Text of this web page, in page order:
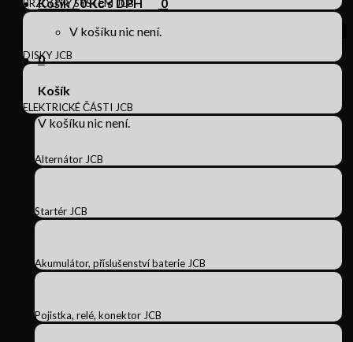
V košíku nic není.
0
Košík
V košíku nic není.
BRZDOVÝ SYSTÉM JCB
DISKY JCB
ELEKTRICKÉ ČÁSTI JCB
Alternátor JCB
Startér JCB
Akumulátor, příslušenství baterie JCB
Pojistka, relé, konektor JCB